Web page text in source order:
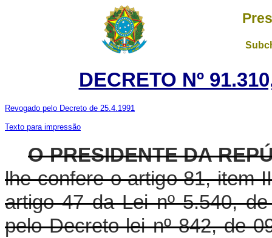
DECRETO Nº
Revogado pelo Decreto de 25.4.1991
Texto para impressão
O PRESIDENTE DA
lhe confere o artigo 81, item
artigo 47 da Lei nº 5.540,
pelo Decreto-lei nº 842, de